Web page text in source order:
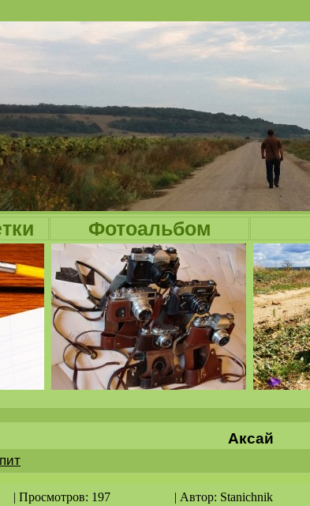
Фотоальбом
Аксай
| Просмотров: 197 | Автор: Stanichnik